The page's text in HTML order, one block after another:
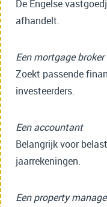
De Engelse
afhandelt.
Een mortgage broker
Zoekt passende
investeerders.
Een accountant
Belangrijk voor
jaarrekeningen.
Een property